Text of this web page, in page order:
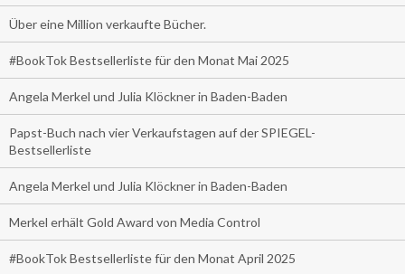
Über eine Million verkaufte Bücher.
#BookTok Bestsellerliste für den Monat Mai 2025
Angela Merkel und Julia Klöckner in Baden-Baden
Papst-Buch nach vier Verkaufstagen auf der SPIEGEL-
Bestsellerliste
Angela Merkel und Julia Klöckner in Baden-Baden
Merkel erhält Gold Award von Media Control
#BookTok Bestsellerliste für den Monat April 2025